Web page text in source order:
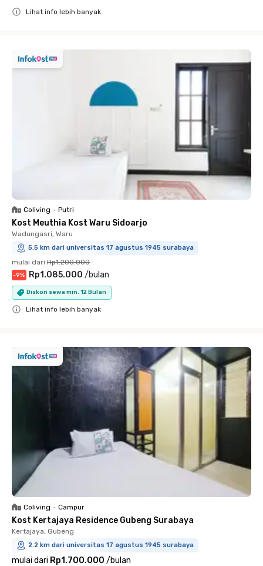
Lihat info lebih banyak
Coliving • Putri
Kost Meuthia Kost Waru Sidoarjo
Wadungasri, Waru
5.5 km dari universitas 17 agustus 1945 surabaya
mulai dari Rp1.200.000
-9% Rp1.085.000 /bulan
Diskon sewa min. 12 Bulan
Lihat info lebih banyak
Coliving • Campur
Kost Kertajaya Residence Gubeng Surabaya
Kertajaya, Gubeng
2.2 km dari universitas 17 agustus 1945 surabaya
mulai dari Rp1.700.000 /bulan